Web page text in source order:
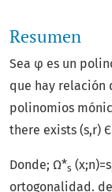
Resumen
Sea φ es un
que hay relación
polinomios
there exists (s,r)
Donde; Ω*s
ortogonalidad.